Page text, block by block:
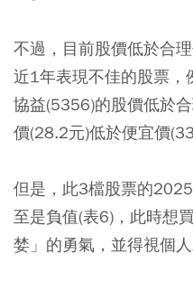
不過，目前股價低於合
近1年表現不佳的股票
協益(5356)的股價低於
價(28.2元)低於便宜價
但是，此3檔股票的
至是負值(表6)，此時想
婪」的勇氣，並得視個